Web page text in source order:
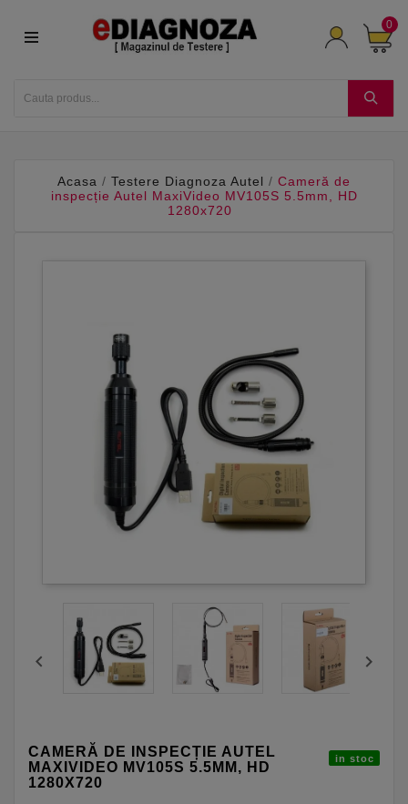
0
Acasa Testere Diagnoza Autel
Cameră de
inspecție Autel MaxiVideo MV105S 5.5mm, HD
1280x720
 
CAMERĂ DE INSPECȚIE AUTEL
MAXIVIDEO MV105S 5.5MM, HD
1280X720
in stoc